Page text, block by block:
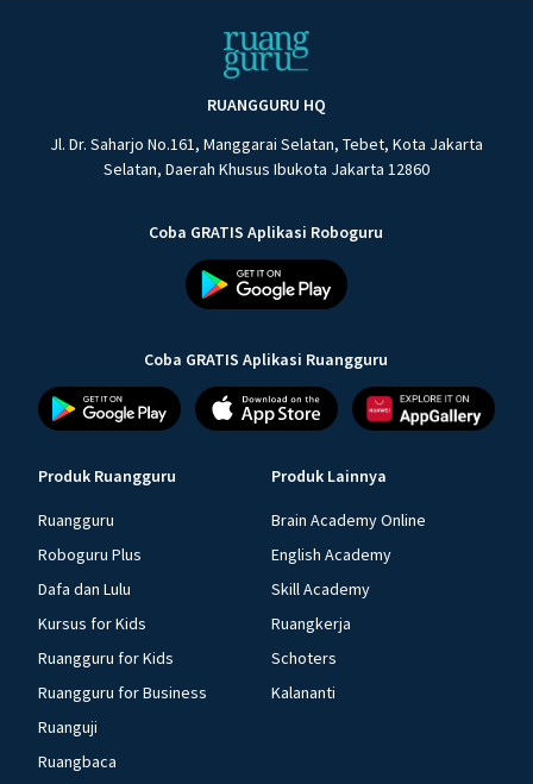
RUANGGURU HQ
Jl. Dr. Saharjo No.161, Manggarai Selatan, Tebet, Kota Jakarta
Selatan, Daerah Khusus Ibukota Jakarta 12860
Coba GRATIS Aplikasi Roboguru
Coba GRATIS Aplikasi Ruangguru
Produk Ruangguru
Ruangguru
Roboguru Plus
Dafa dan Lulu
Kursus for Kids
Ruangguru for Kids
Ruangguru for Business
Ruanguji
Ruangbaca
Produk Lainnya
Brain Academy Online
English Academy
Skill Academy
Ruangkerja
Schoters
Kalananti